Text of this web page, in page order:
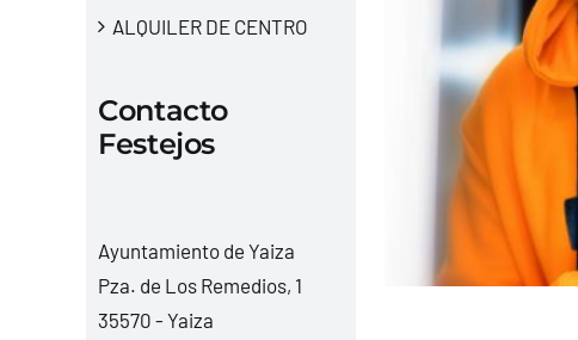
ALQUILER DE CENTRO
Contacto
Festejos
Ayuntamiento de Yaiza
Pza. de Los Remedios, 1
35570 - Yaiza